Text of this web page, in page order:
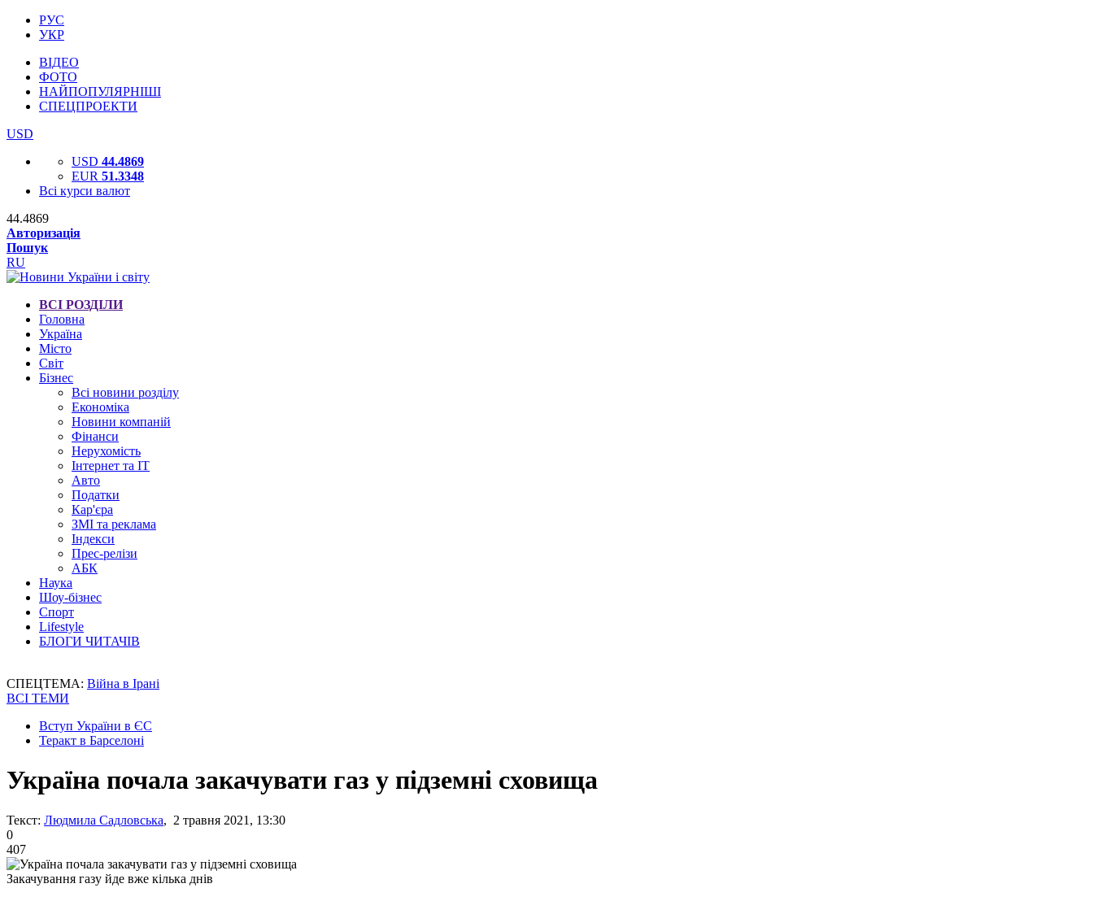
РУС
УКР
ВІДЕО
ФОТО
НАЙПОПУЛЯРНІШІ
СПЕЦПРОЕКТИ
USD
USD 44.4869
EUR 51.3348
Всі курси валют
44.4869
Авторизація
Пошук
RU
ВСІ РОЗДІЛИ
Головна
Україна
Місто
Світ
Бізнес
Всі новини розділу
Економіка
Новини компаній
Фінанси
Нерухомість
Інтернет та IT
Авто
Податки
Кар'єра
ЗМІ та реклама
Індекси
Прес-релізи
АБК
Наука
Шоу-бізнес
Спорт
Lifestyle
БЛОГИ ЧИТАЧІВ
СПЕЦТЕМА: Війна в Ірані
ВСІ ТЕМИ
Вступ України в ЄС
Теракт в Барселоні
Україна почала закачувати газ у підземні сховища
Текст: Людмила Садловська, 2 травня 2021, 13:30
0
407
Закачування газу йде вже кілька днів